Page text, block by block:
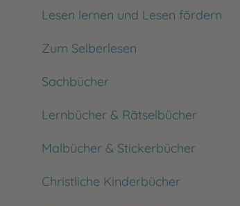
Lesen lernen und Lesen fördern
Zum Selberlesen
Sachbücher
Lernbücher & Rätselbücher
Malbücher & Stickerbücher
Christliche Kinderbücher